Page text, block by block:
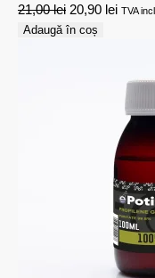
21,00lei 20,90 lei TVA
Adaugă în coș